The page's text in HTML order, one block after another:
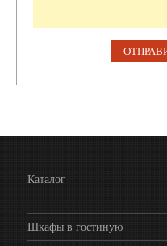
Каталог
Шкафы в гостиную